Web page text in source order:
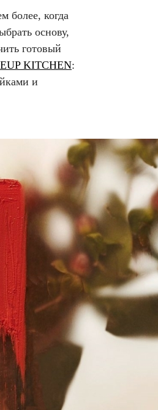
более, когда
основу,
готовый
KITCHEN:
и